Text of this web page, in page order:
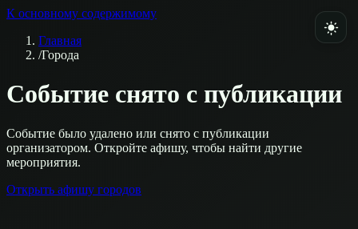
К основному содержимому
Главная
/Города
Событие снято с публикации
Событие было удалено или снято с публикации
организатором. Откройте афишу, чтобы найти другие
мероприятия.
Открыть афишу городов